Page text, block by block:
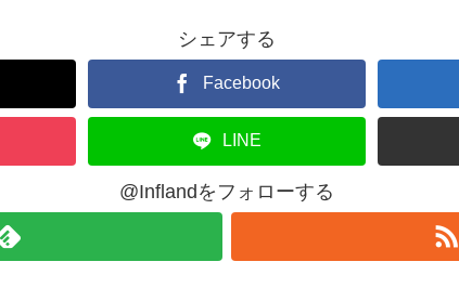
シェアする
Facebook
LINE
@Inflandをフォローする